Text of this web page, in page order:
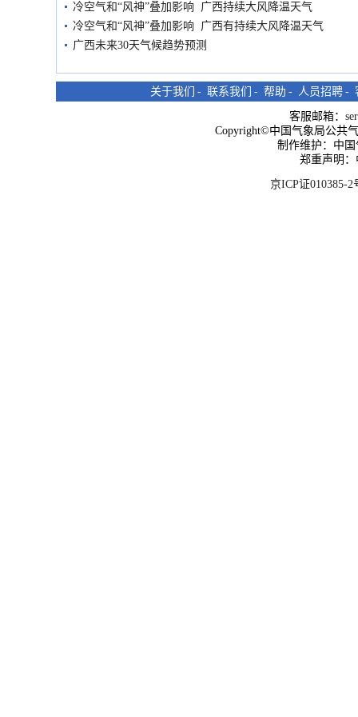
冷空气和“风神”叠加影响 广西持续大风降温天气
冷空气和“风神”叠加影响 广西有持续大风降温天气
广西未来30天气候趋势预测
关于我们 - 联系我们 - 帮助 - 人员招聘 -
客服邮箱：
Copyright©中国气象局公共
制作维护：中
郑重声明
京ICP证010385-2